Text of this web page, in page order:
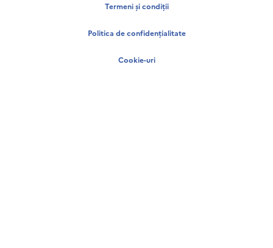
Termeni și condiții
Politica de confidențialitate
Cookie-uri